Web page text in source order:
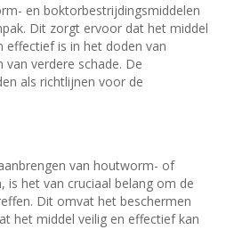
en boktorbestrijdingsmiddelen
Dit zorgt ervoor dat het middel
is in het doden van
verdere schade. De
als richtlijnen voor de
van houtworm- of
is het van cruciaal belang om de
Dit omvat het beschermen
het middel veilig en effectief kan